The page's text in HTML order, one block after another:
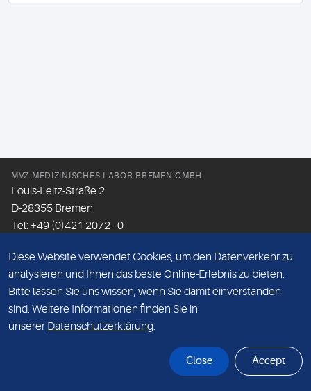
MVZ MEDIZINISCHES LABOR BREMEN GMBH
Louis-Leitz-Straße 2
D-28355 Bremen
Tel: +49 (0)421 2072 - 0
Email:info@mlhb.de
DATENSCHUTZ
IMPRESSUM
Diese Website verwendet Cookies, um den Datenverkehr zu
analysieren und Ihnen das beste Online-Erlebnis zu bieten.
Bitte lassen Sie uns wissen, wenn Sie damit einverstanden
sind. Weitere Informationen finden Sie in
unserer Datenschutzerklärung.
Close Accept